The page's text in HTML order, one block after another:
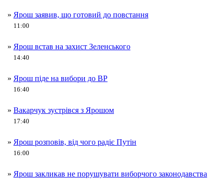
» Ярош заявив, що готовий до повстання
11:00
» Ярош встав на захист Зеленського
14:40
» Ярош піде на вибори до ВР
16:40
» Вакарчук зустрівся з Ярошом
17:40
» Ярош розповів, від чого радіє Путін
16:00
» Ярош закликав не порушувати виборчого законодавства